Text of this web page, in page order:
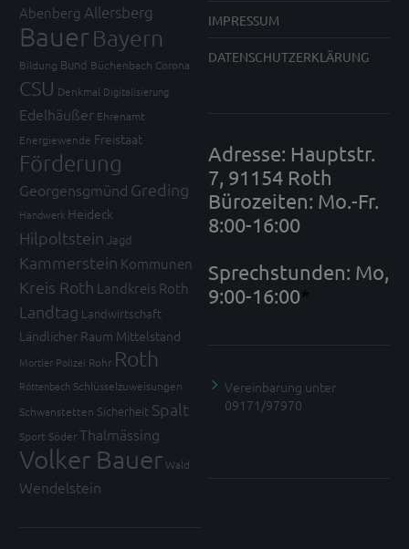
Abenberg Allersberg
Bauer Bayern
Bildung Bund Büchenbach Corona
CSU Denkmal Digitalisierung
Edelhäußer Ehrenamt
Energiewende Freistaat
Förderung
Georgensgmünd Greding
Handwerk Heideck
Hilpoltstein Jagd
Kammerstein Kommunen
Kreis Roth Landkreis Roth
Landtag Landwirtschaft
Ländlicher Raum Mittelstand
Mortler Polizei Rohr Roth
Röttenbach Schlüsselzuweisungen
Schwanstetten Sicherheit Spalt
Sport SöderThalmässing
Volker BauerWald
Wendelstein
IMPRESSUM
DATENSCHUTZERKLÄRUNG
Adresse: Hauptstr.
7, 91154 Roth
Bürozeiten: Mo.-Fr.
8:00-16:00
Sprechstunden: Mo,
9:00-16:00*
Vereinbarung unter
09171/97970